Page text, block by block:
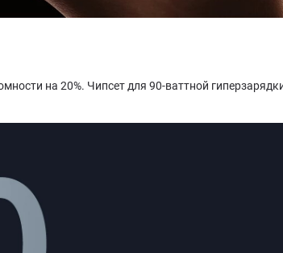
на 20%. Чипсет для 90-ваттной